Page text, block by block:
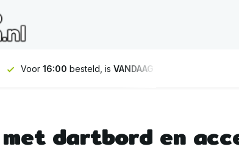
Voor 16:00 besteld, is VANDAAG
dartbord en